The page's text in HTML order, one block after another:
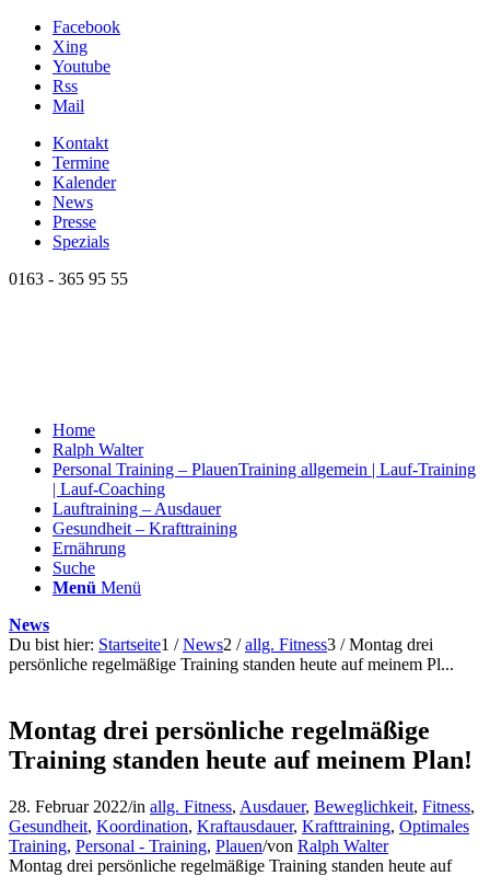
Facebook
Xing
Youtube
Rss
Mail
Kontakt
Termine
Kalender
News
Presse
Spezials
0163 - 365 95 55
Home
Ralph Walter
Personal Training – PlauenTraining allgemein | Lauf-Training
| Lauf-Coaching
Lauftraining – Ausdauer
Gesundheit – Krafttraining
Ernährung
Suche
Menü Menü
News
Du bist hier: Startseite1 / News2 / allg. Fitness3 / Montag drei
persönliche regelmäßige Training standen heute auf meinem Pl...
Montag drei persönliche regelmäßige
Training standen heute auf meinem Plan!
28. Februar 2022/in allg. Fitness, Ausdauer, Beweglichkeit, Fitness,
Gesundheit, Koordination, Kraftausdauer, Krafttraining, Optimales
Training, Personal - Training, Plauen/von Ralph Walter
Montag drei persönliche regelmäßige Training standen heute auf